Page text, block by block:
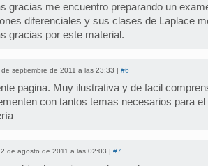
gracias me encuentro preparando un
diferenciales y sus clases de Laplace
gracias por este material.
de septiembre de 2011 a las 23:33 | #6
pagina. Muy ilustrativa y de facil
con tantos temas necesarios para el
de agosto de 2011 a las 02:03 | #7